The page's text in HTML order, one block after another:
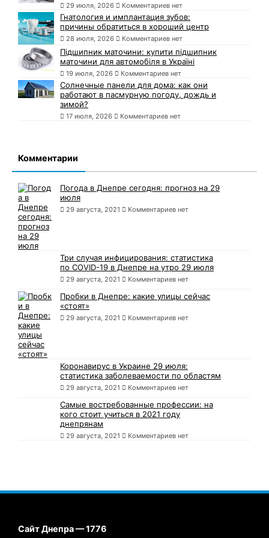
29 июля, 2026 Комментариев нет
Гнатология и имплантация зубов:
причины обратиться в хороший центр
28 июля, 2026 Комментариев нет
Підшипник маточини: купити підшипник
маточини для автомобіля в Україні
19 июля, 2026 Комментариев нет
Солнечные панели для дома: как они
работают в пасмурную погоду, дождь и
зимой?
17 июля, 2026 Комментариев нет
Комментарии
Погода в Днепре сегодня: прогноз на 29
июля
29 августа, 2021 Комментариев нет
Три случая инфицирования: статистика
по COVID-19 в Днепре на утро 29 июля
29 августа, 2021 Комментариев нет
Пробки в Днепре: какие улицы сейчас
«стоят»
29 августа, 2021 Комментариев нет
Коронавирус в Украине 29 июля: